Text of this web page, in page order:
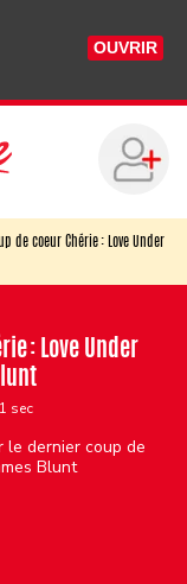
OUVRIR
de coeur Chérie : Love Under
: Love Under
sec
le dernier coup de
Blunt